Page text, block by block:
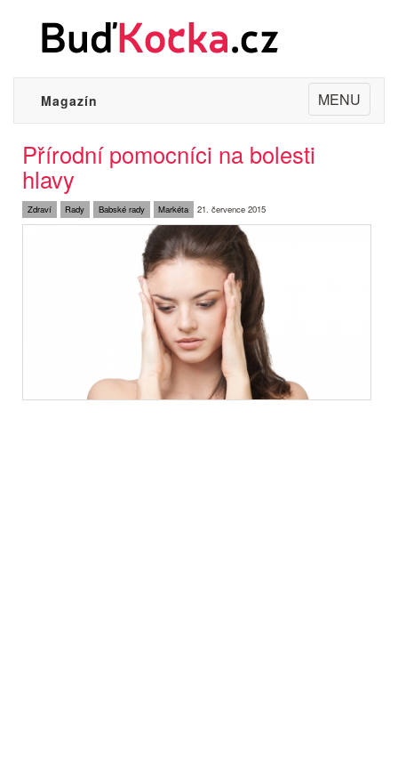
Toggle
navigation
MENU
Magazín
Přírodní pomocníci na bolesti
hlavy
Zdraví Rady Babské rady Markéta 21. července 2015